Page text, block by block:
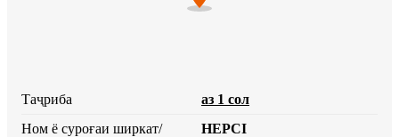
Таҷриба
аз 1 сол
Ном ё суроғаи ширкат/
HEPCI